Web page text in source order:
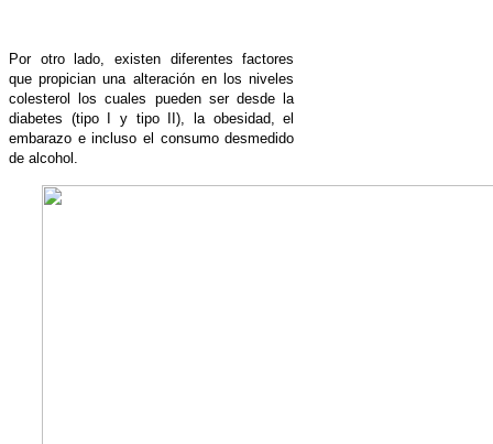
Por otro lado, existen diferentes factores
que propician una alteración en los niveles
colesterol los cuales pueden ser desde la
diabetes (tipo I y tipo II), la obesidad, el
embarazo e incluso el consumo desmedido
de alcohol.